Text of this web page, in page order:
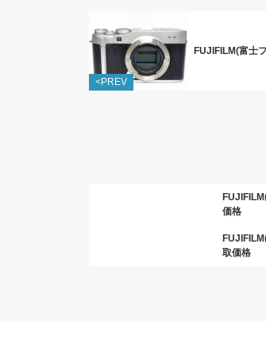
<PREV
FUJIFILM(富士
価格
取価格